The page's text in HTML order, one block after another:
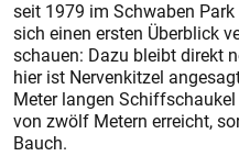
seit 1979 im Schwaben
sich einen ersten Überblick
schauen: Dazu bleibt direkt
hier ist Nervenkitzel
Meter langen Schiffschaukel
von zwölf Metern erreicht,
Bauch.